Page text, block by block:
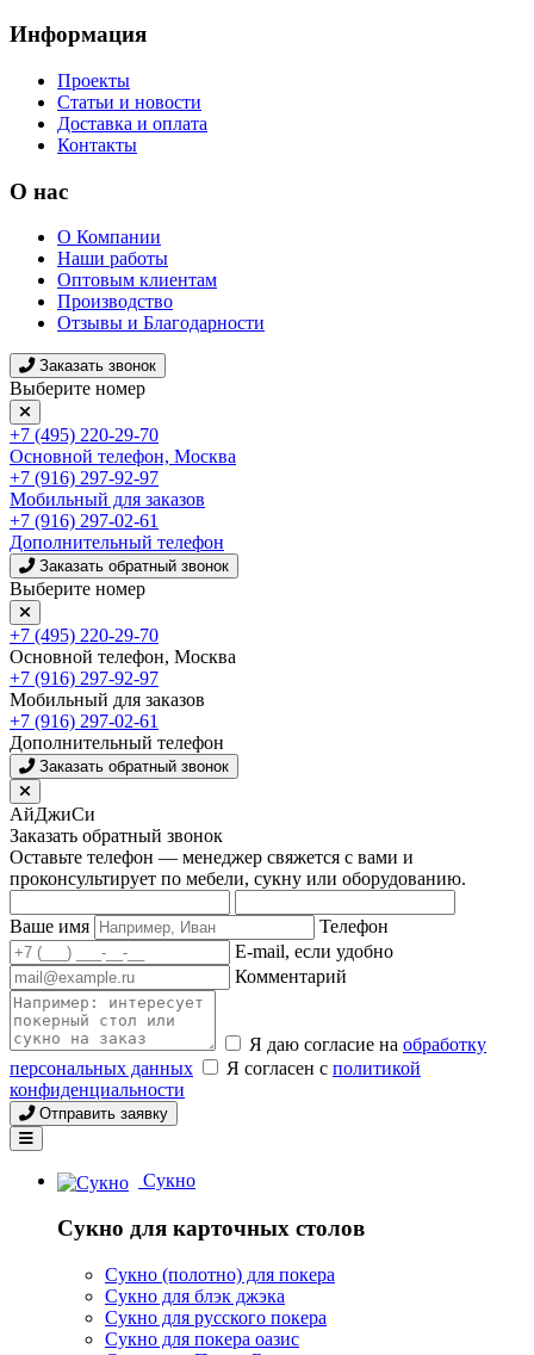
Информация
Проекты
Статьи и новости
Доставка и оплата
Контакты
О нас
О Компании
Наши работы
Оптовым клиентам
Производство
Отзывы и Благодарности
Заказать звонок
Выберите номер
+7 (495) 220-29-70
Основной телефон, Москва
+7 (916) 297-92-97
Мобильный для заказов
+7 (916) 297-02-61
Дополнительный телефон
Заказать обратный звонок
Выберите номер
+7 (495) 220-29-70
Основной телефон, Москва
+7 (916) 297-92-97
Мобильный для заказов
+7 (916) 297-02-61
Дополнительный телефон
Заказать обратный звонок
АйДжиСи
Заказать обратный звонок
Оставьте телефон — менеджер свяжется с вами и
проконсультирует по мебели, сукну или оборудованию.
Ваше имя
Телефон
E-mail, если удобно
Комментарий
Я даю согласие на обработку
персональных данных
Я согласен с политикой
конфиденциальности
Отправить заявку
Сукно
Сукно для карточных столов
Сукно (полотно) для покера
Сукно для блэк джэка
Сукно для русского покера
Сукно для покера оазис